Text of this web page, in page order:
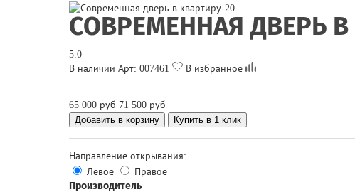
СОВРЕМЕННАЯ ДВЕРЬ В
5.0
В наличии Арт: 007461 В избранное
65 000 руб 71 500 руб
Добавить в корзину
Купить в 1 клик
Направление открывания:
Левое
Правое
Производитель